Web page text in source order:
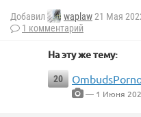
Добавил waplaw21 Мая
1 комментарий
На эту же тему:
20
— 1 Июня